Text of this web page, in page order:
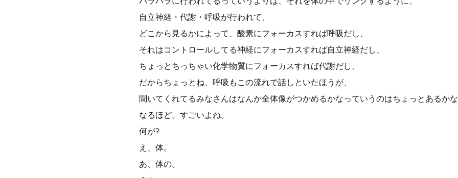
自立神経・代謝・呼吸が行われて、
どこから見るかによって、酸素にフォーカスすれば呼吸だし、
それはコントロールしてる神経にフォーカスすれば自立神経だし、
ちょっとちっちゃい化学物質にフォーカスすれば代謝だし、
だからちょっとね、呼吸もこの流れで話しといたほうが、
聞いてくれてるみなさんはなんか全体像がつかめるかなっていうのはちょっとあるかな
なるほど。すごいよね。
何が?
え、体。
あ、体の。